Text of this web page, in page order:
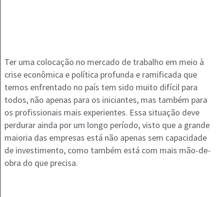
Ter uma colocação no mercado de trabalho em meio à
crise econômica e política profunda e ramificada que
temos enfrentado no país tem sido muito difícil para
todos, não apenas para os iniciantes, mas também para
os profissionais mais experientes. Essa situação deve
perdurar ainda por um longo período, visto que a grande
maioria das empresas está não apenas sem capacidade
de investimento, como também está com mais mão-de-
obra do que precisa.